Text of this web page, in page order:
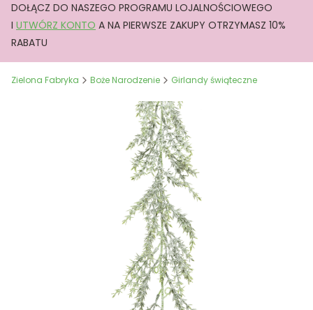
DOŁĄCZ DO NASZEGO PROGRAMU LOJALNOŚCIOWEGO
I UTWÓRZ KONTO A NA PIERWSZE ZAKUPY OTRZYMASZ 10%
RABATU
Zielona Fabryka Boże Narodzenie Girlandy świąteczne